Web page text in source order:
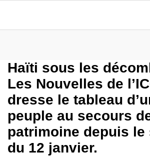
Haïti sous les
Les Nouvelles de
dresse le tableau
peuple au secours
patrimoine depuis le
du 12 janvier.